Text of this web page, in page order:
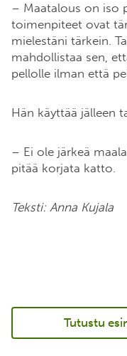
– Maatalous on iso
toimenpiteet ovat
mielestäni tärkein.
mahdollistaa sen,
pellolle ilman että
Hän käyttää jälleen
– Ei ole järkeä
pitää korjata katto.
Teksti: Anna Kujala
Tutustu